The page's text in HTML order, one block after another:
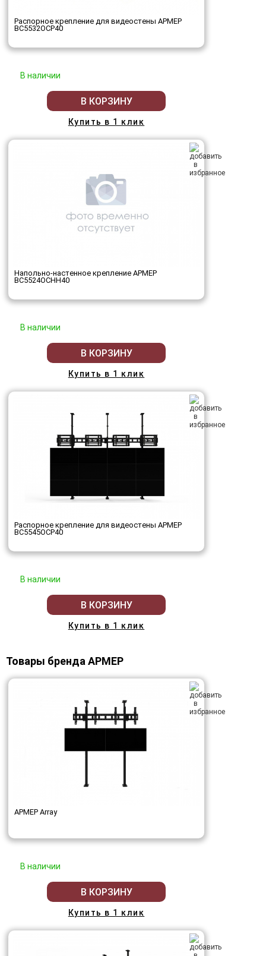
Распорное крепление для видеостены АРМЕР
ВС5532ОСР40
В наличии
В КОРЗИНУ
Купить в 1 клик
Напольно-настенное крепление АРМЕР
ВС5524ОСНН40
В наличии
В КОРЗИНУ
Купить в 1 клик
Распорное крепление для видеостены АРМЕР
ВС5545ОСР40
В наличии
В КОРЗИНУ
Купить в 1 клик
Товары бренда АРМЕР
АРМЕР Array
В наличии
В КОРЗИНУ
Купить в 1 клик